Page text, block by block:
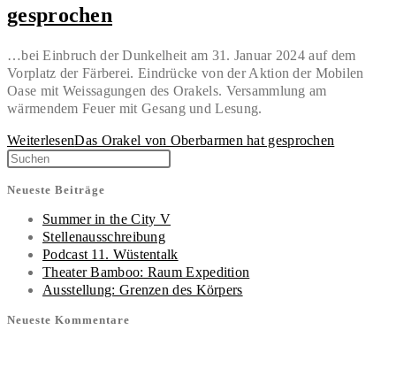
gesprochen
…bei Einbruch der Dunkelheit am 31. Januar 2024 auf dem
Vorplatz der Färberei. Eindrücke von der Aktion der Mobilen
Oase mit Weissagungen des Orakels. Versammlung am
wärmendem Feuer mit Gesang und Lesung.
WeiterlesenDas Orakel von Oberbarmen hat gesprochen
Neueste Beiträge
Summer in the City V
Stellenausschreibung
Podcast 11. Wüstentalk
Theater Bamboo: Raum Expedition
Ausstellung: Grenzen des Körpers
Neueste Kommentare